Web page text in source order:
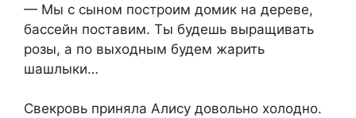
— Мы с сыном построим домик на дереве,
бассейн поставим. Ты будешь выращивать
розы, а по выходным будем жарить
шашлыки…
Свекровь приняла Алису довольно холодно.